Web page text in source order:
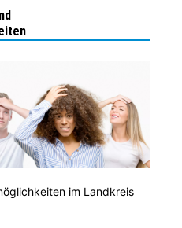
im Landkreis